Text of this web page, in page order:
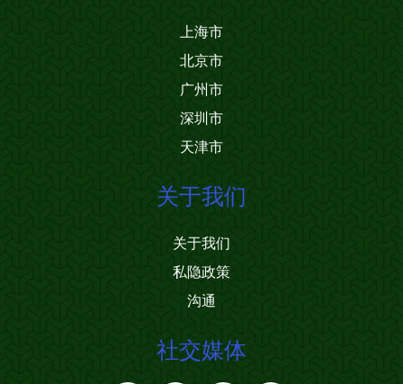
上海市
北京市
广州市
深圳市
天津市
关于我们
关于我们
私隐政策
沟通
社交媒体